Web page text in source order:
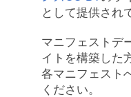
として提供され
マニフェストデ
イトを構築した
各マニフェスト
ください。